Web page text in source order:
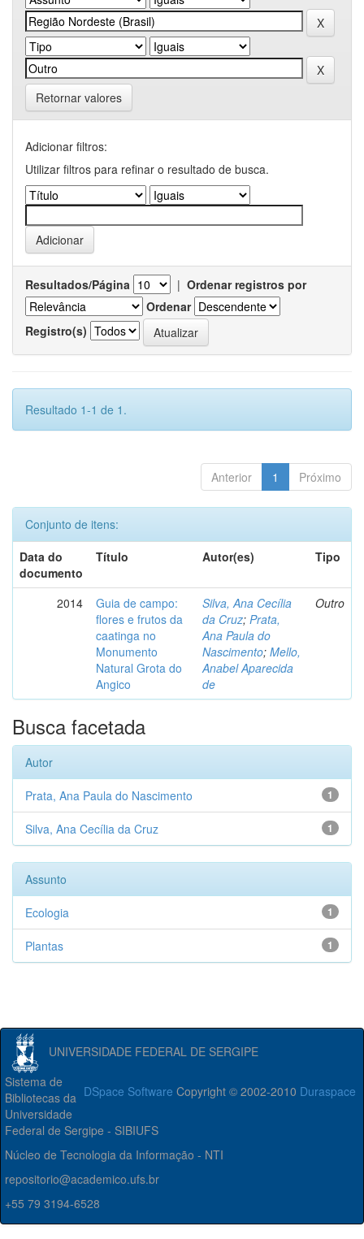
Retornar valores
Adicionar filtros:
Utilizar filtros para refinar o resultado de busca.
Resultados/Página | Ordenar registros por
Ordenar
Registro(s)
Resultado 1-1 de 1.
Anterior 1 Próximo
Conjunto de itens:
Data do
documento
Título Autor(es) Tipo
2014
Guia de campo:
flores e frutos da
caatinga no
Monumento
Natural Grota do
Angico
Silva, Ana Cecília
da Cruz; Prata,
Ana Paula do
Nascimento; Mello,
Anabel Aparecida
de
Outro
Busca facetada
Autor
1
Prata, Ana Paula do Nascimento
1
Silva, Ana Cecília da Cruz
Assunto
1
Ecologia
1
Plantas
UNIVERSIDADE FEDERAL DE SERGIPE
DSpace Software Copyright © 2002-2010 Duraspace
Sistema de
Bibliotecas da
Universidade
Federal de Sergipe - SIBIUFS
Núcleo de Tecnologia da Informação - NTI
repositorio@academico.ufs.br
+55 79 3194-6528